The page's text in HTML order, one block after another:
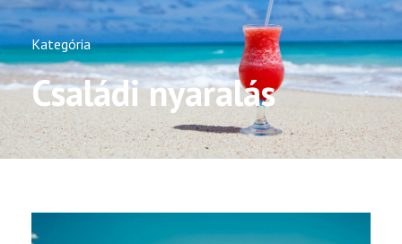
Kategória
Családi nyaralás